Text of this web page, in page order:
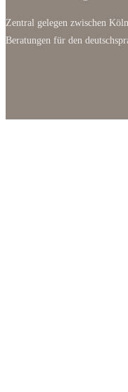
Zentral gelegen zwischen
Beratungen für den